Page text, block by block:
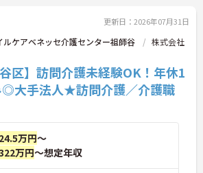
ており、有資格者の方がご自
を磨き、自分らしい働き方を
が整っています。
らしさの尊重】
日数や時間の相談が可能です
で個性を活かして働けます
子育て世代をサポートしてい
自の福利厚生】
2回の特別手当支給実績があり
更新日：2026年07月31日
ケアベネッセ介護センター祖師谷
株式会社
区】訪問介護未経験OK！年休1
◎大手法人★訪問介護／介護職
24.5万円～
万円～想定年収